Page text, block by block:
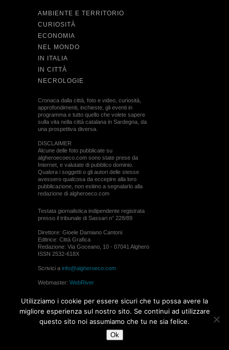
AMBIENTE E TERRITORIO
CURIOSITÀ
ECONOMIA
NEL MONDO
IN ITALIA
IN CITTÀ
NECROLOGIE
Cronaca dalla città, foto e video, curiosità,
approfondimenti, inchieste, gli eventi in
programma e tutto quello che volete sapere
sulla vita nella città catalana in Sardegna, da
una prospettiva diversa.
DISCLAIMER
Alcune delle foto pubblicate su
algheroecoeco.com sono state prese da
Internet, e valutate di pubblico dominio.
Qualora i soggetti o gli autori delle stesse
avessero qualcosa da eccepire alla loro
pubblicazione, non esitino a segnalarlo alla
redazione di algheroeco.com
Testata giornalistica indipendente registrata
presso il tribunale di Sassari n° 228/89
Direttore: Gioele Damiano Cantoni
Editrice: Città Grafica
Redazione: Via Goceano, 10 - 07041 Alghero
ISSN 2532-618X
Scrivici a info@algheroeco.com
Webmaster: WebRiver
permesso di algheroeco.com
Utilizziamo i cookie per essere sicuri che tu possa avere la
migliore esperienza sul nostro sito. Se continui ad utilizzare
questo sito noi assumiamo che tu ne sia felice.
Ok